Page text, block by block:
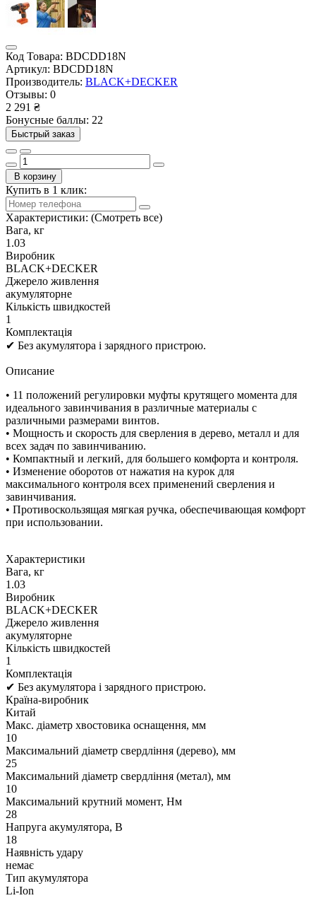
Код Товара: BDCDD18N
Артикул: BDCDD18N
Производитель: BLACK+DECKER
Отзывы: 0
2 291 ₴
Бонусные баллы: 22
Быстрый заказ
В корзину
Купить в 1 клик:
Характеристики: (Смотреть все)
Вага, кг
1.03
Виробник
BLACK+DECKER
Джерело живлення
акумуляторне
Кількість швидкостей
1
Комплектація
✔ Без акумулятора і зарядного пристрою.
Описание
• 11 положений регулировки муфты крутящего момента для
идеального завинчивания в различные материалы с
различными размерами винтов.
• Мощность и скорость для сверления в дерево, металл и для
всех задач по завинчиванию.
• Компактный и легкий, для большего комфорта и контроля.
• Изменение оборотов от нажатия на курок для
максимального контроля всех применений сверления и
завинчивания.
• Противоскользящая мягкая ручка, обеспечивающая комфорт
при использовании.
Характеристики
Вага, кг
1.03
Виробник
BLACK+DECKER
Джерело живлення
акумуляторне
Кількість швидкостей
1
Комплектація
✔ Без акумулятора і зарядного пристрою.
Країна-виробник
Китай
Макс. діаметр хвостовика оснащення, мм
10
Максимальний діаметр свердління (дерево), мм
25
Максимальний діаметр свердління (метал), мм
10
Максимальний крутний момент, Нм
28
Напруга акумулятора, В
18
Наявність удару
немає
Тип акумулятора
Li-Ion